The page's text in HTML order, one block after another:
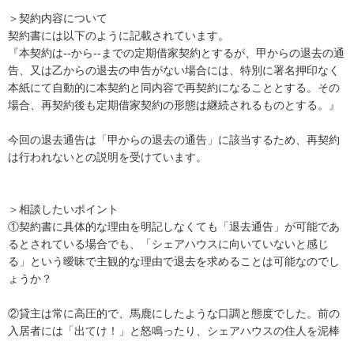
＞契約内容について
契約書には以下のように記載されています。
『本契約は--から--までの定期借家契約とするが、甲からの退去の通
告、又は乙からの退去の申告がない場合には、特別に署名押印なく
本紙にて自動的に本契約と同内容で再契約になることとする。その
場合、再契約後も定期借家契約の形態は継続されるものとする。』
今回の退去通告は「甲からの退去の通告」に該当するため、再契約
は行われないとの説明を受けています。
＞相談したいポイント
①契約書に具体的な理由を明記しなくても「退去通告」が可能であ
るとされている場合でも、「シェアハウスに向いていないと感じ
る」という曖昧で主観的な理由で退去を求めることは可能なのでし
ょうか？
②貸主は常に高圧的で、馬鹿にしたような口調と態度でした。前の
入居者には「出てけ！」と怒鳴ったり、シェアハウスの住人を泥棒